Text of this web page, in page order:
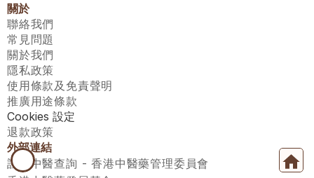
關於
聯絡我們
常見問題
關於我們
隱私政策
使用條款及免責聲明
推廣用途條款
Cookies 設定
退款政策
外部連結
註冊中醫查詢 - 香港中醫藥管理委員會